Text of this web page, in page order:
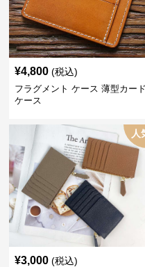
¥4,800 (税込)
フラグメント ケース 薄型カード
ケース
人
¥3,000 (税込)